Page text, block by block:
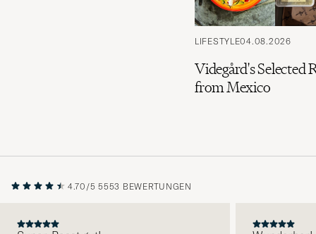
LIFESTYLE04.08.2026
Videgård's Selected
from Mexico
4.70/5 5553 BEWERTUNGEN